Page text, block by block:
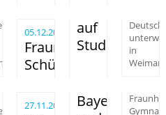
05.12.2017
Fraunhofer-
Schüler
auf
Studienfahrt
in
Weimar
27.11.2017
Bayern